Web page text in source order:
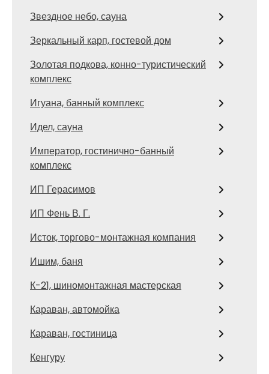
Звездное небо, сауна
Зеркальный карп, гостевой дом
Золотая подкова, конно-туристический
комплекс
Игуана, банный комплекс
Идел, сауна
Император, гостинично-банный
комплекс
ИП Герасимов
ИП Фень В. Г.
Исток, торгово-монтажная компания
Ишим, баня
К-21, шиномонтажная мастерская
Караван, автомойка
Караван, гостиница
Кенгуру